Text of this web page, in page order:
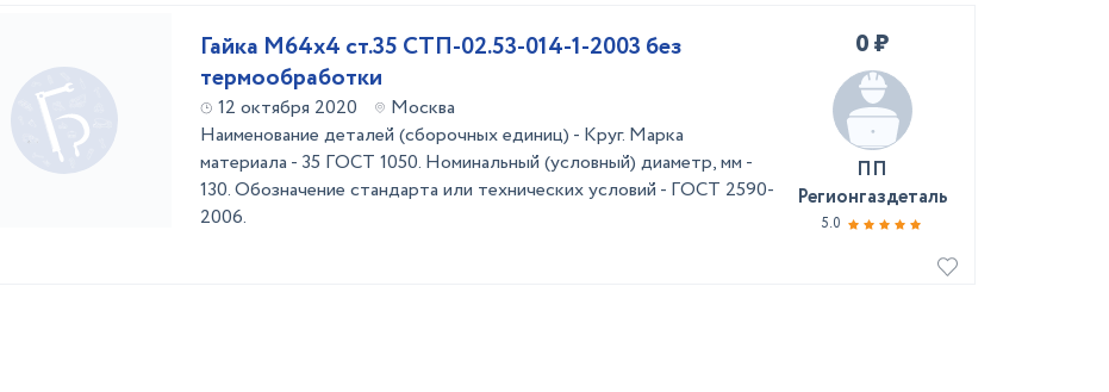
Гайка М64х4 ст.35 СТП-02.53-014-1-2003 без
термообработки
12 октября 2020
Москва
Наименование деталей (сборочных единиц) - Круг. Марка
материала - 35 ГОСТ 1050. Номинальный (условный) диаметр, мм -
130. Обозначение стандарта или технических условий - ГОСТ 2590-
2006.
0 ₽
ПП
Регионгаздеталь
5.0